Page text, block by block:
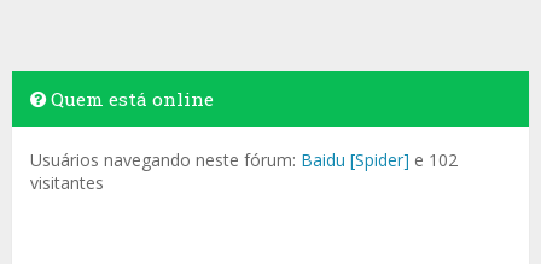
Quem está online
Usuários navegando neste fórum: Baidu [Spider] e 102
visitantes